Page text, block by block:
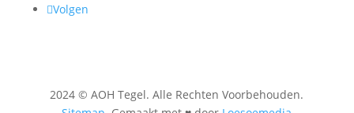
Volgen
2024 © AOH Tegel. Alle Rechten Voorbehouden.